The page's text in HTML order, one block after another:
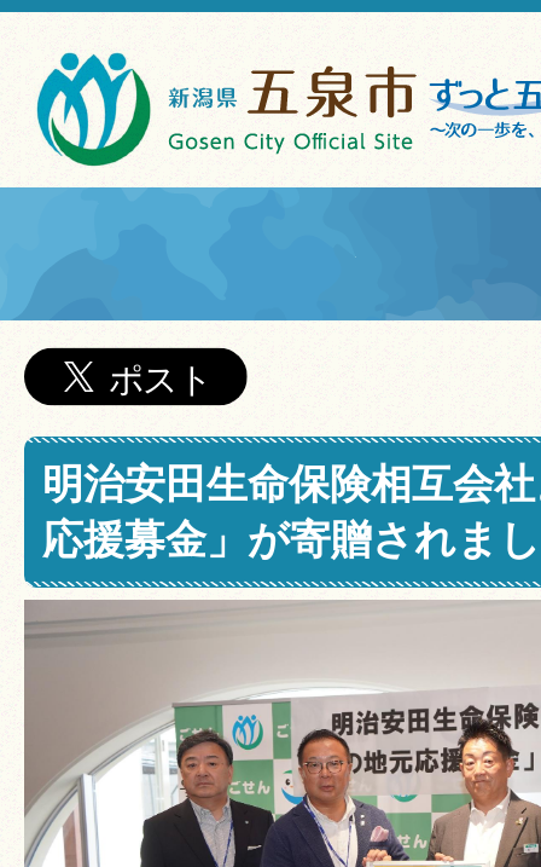
明治安田生命保険相互会
応援募金」が寄贈されま